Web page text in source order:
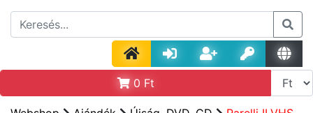
0 Ft